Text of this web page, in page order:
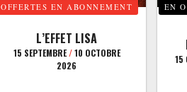
OFFERTES EN ABONNEMENT
L’EFFET LISA
15 SEPTEMBRE/10 OCTOBRE
2026
EN
15